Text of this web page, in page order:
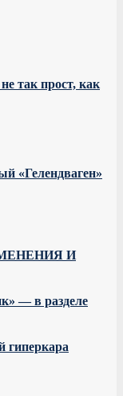
так прост, как
«Гелендваген»
И
— в разделе
гиперкара